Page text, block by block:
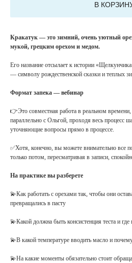
В
Кракатук — это зимний, очень уютный
мукой, грецким орехом и медом.
Его название отсылает к истории
— символу рождественской сказки и теплых
Формат запека — вебинар
👉Это совместная работа в реальном времени,
параллельно с Ольгой, проходя весь процесс
уточняющие вопросы прямо в процессе.
✅Хотя, конечно, вы можете внимательно все
только потом, пересматривая в записи,
На практике вы разберете
💫Как работать с орехами так, чтобы они
превращались в пасту
💫Какой должна быть консистенция теста и
💫В какой температуре вводить масло и
💫На какие моменты обязательно стоит